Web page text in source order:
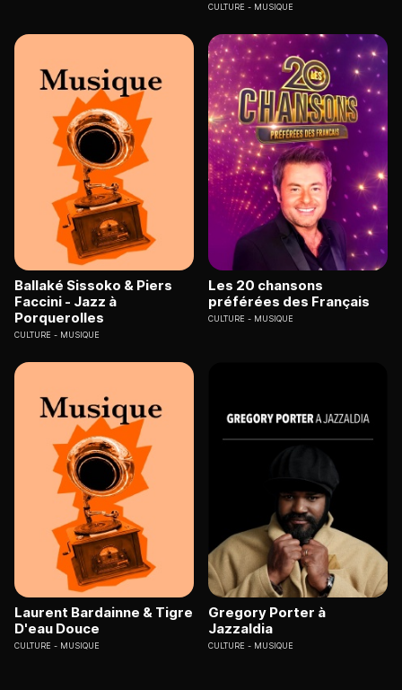
CULTURE MUSIQUE
Ballaké Sissoko & Piers
Faccini - Jazz à
Porquerolles
CULTURE MUSIQUE
Les 20 chansons
préférées des Français
CULTURE MUSIQUE
Laurent Bardainne & Tigre
D'eau Douce
CULTURE MUSIQUE
Gregory Porter à
Jazzaldia
CULTURE MUSIQUE